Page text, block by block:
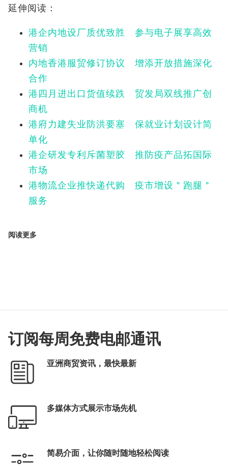
延伸阅读：
港企内地设厂质优致胜 参与电子展享高效
营销
内地香港服贸修订协议 增添开放措施深化
合作
港四月进出口货值续跌 贸发局双线推广创
商机
港府力建失业防洪要塞 保就业计划设计简
单化
港企研发专利斥菌塑胶 推防疫产品拓国际
市场
港物流企业推快递代购 疫市增设＂跑腿＂
服务
阅读更多
订阅每周免费电邮通讯
亚洲商贸资讯，最快最新
多媒体方式展示市场先机
简易介面，让你随时随地轻松阅读